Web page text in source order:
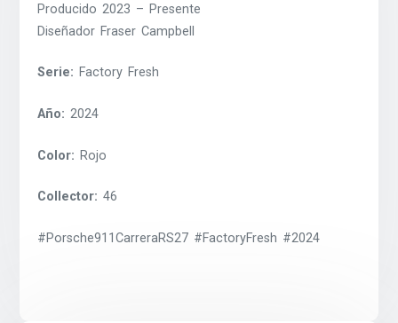
Producido 2023 – Presente
Diseñador Fraser Campbell
Serie: Factory Fresh
Año: 2024
Color: Rojo
Collector: 46
#Porsche911CarreraRS27 #FactoryFresh #2024